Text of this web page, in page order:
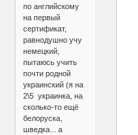
по английскому
на первый
сертификат,
равнодушно учу
немецкий,
пытаюсь учить
почти родной
украинский (я на
2\5 украинка, на
сколько-то ещё
белоруска,
шведка... а